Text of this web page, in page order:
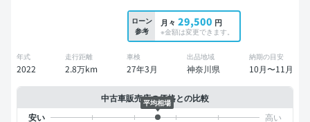
ローン
参考
月々 29,500 円
※金額は変更できます。
年式
2022
走行距離
2.8万km
車検
27年3月
出品地域
神奈川県
納期の目安
10月〜11月
中古車販売店の価格との比較
平均相場